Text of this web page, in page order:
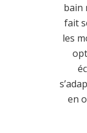
bain
fait
les
en